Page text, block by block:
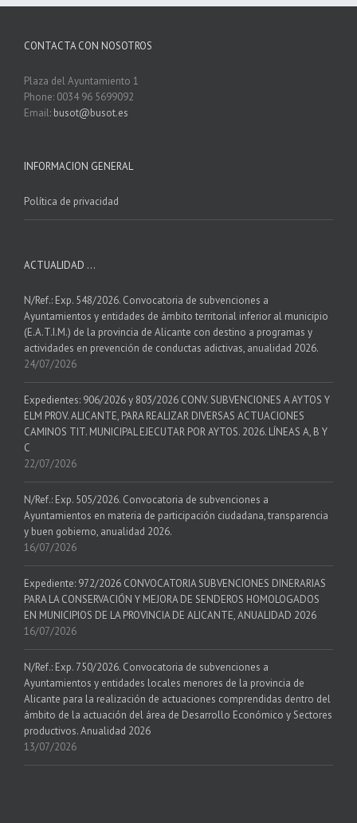
CONTACTA CON NOSOTROS
Plaza del Ayuntamiento 1
Phone: 0034 96 5699092
Email: busot@busot.es
INFORMACION GENERAL
Política de privacidad
ACTUALIDAD …
N/Ref.: Exp. 548/2026. Convocatoria de subvenciones a
Ayuntamientos y entidades de ámbito territorial inferior al municipio
(E.A.T.I.M.) de la provincia de Alicante con destino a programas y
actividades en prevención de conductas adictivas, anualidad 2026.
24/07/2026
Expedientes: 906/2026 y 803/2026 CONV. SUBVENCIONES A AYTOS Y
ELM PROV. ALICANTE, PARA REALIZAR DIVERSAS ACTUACIONES
CAMINOS TIT. MUNICIPAL EJECUTAR POR AYTOS. 2026. LÍNEAS A, B Y
C
22/07/2026
N/Ref.: Exp. 505/2026. Convocatoria de subvenciones a
Ayuntamientos en materia de participación ciudadana, transparencia
y buen gobierno, anualidad 2026.
16/07/2026
Expediente: 972/2026 CONVOCATORIA SUBVENCIONES DINERARIAS
PARA LA CONSERVACIÓN Y MEJORA DE SENDEROS HOMOLOGADOS
EN MUNICIPIOS DE LA PROVINCIA DE ALICANTE, ANUALIDAD 2026
16/07/2026
N/Ref.: Exp. 750/2026. Convocatoria de subvenciones a
Ayuntamientos y entidades locales menores de la provincia de
Alicante para la realización de actuaciones comprendidas dentro del
ámbito de la actuación del área de Desarrollo Económico y Sectores
productivos. Anualidad 2026
13/07/2026